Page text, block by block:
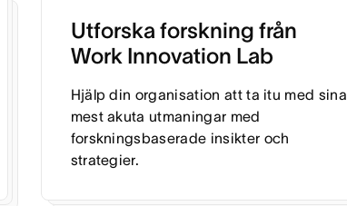
Utforska forskning från
Work Innovation Lab
Hjälp din organisation att ta itu med sina
mest akuta utmaningar med
forskningsbaserade insikter och
strategier.